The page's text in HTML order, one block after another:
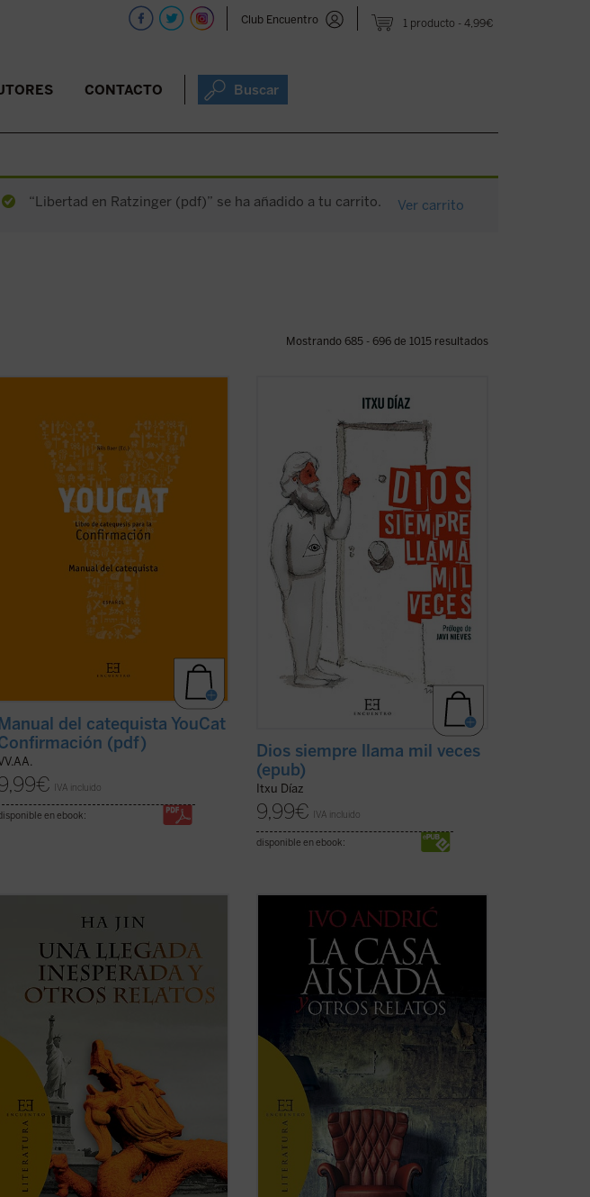
1 producto 4,99€
Club Encuentro
CONTACTO Buscar
“Libertad en Ratzinger (pdf)” se ha añadido a tu carrito. Ver carrito
Mostrando 685 - 696 de 1015 resultados
acompaña hasta el gran día de tu
Confirmación.
En él encontrarás un buen programa de
entrenamiento, muchos consejos para
una vida emocionante con Dios, pero
ante todo, encuentras referencias a dos
(ver ficha)
Manual del catequista YouCat
(pdf)
€ IVA incluido
en ebook:
¿Qué tienen en común John Wayne, Juan
Pablo II, la película
The Blues Brothers
Amy MacDonald, los cristianos
martirizados en la guerra siria y el
guionista de
Instinto Básico?
El humorista y periodista Itxu Díaz
realiza una ...
(ver ficha)
Dios siempre llama mil veces
(epub)
Itxu Díaz
9,99€ IVA incluido
disponible en ebook:
Una llegada inesperada y otros relatos
selección de trece cuentos de uno de los
más prestigiosos escritores de ficción en
lengua inglesa de nuestros días.
Haciendo gala de un estilo directo, ...(ver
(ver ficha)